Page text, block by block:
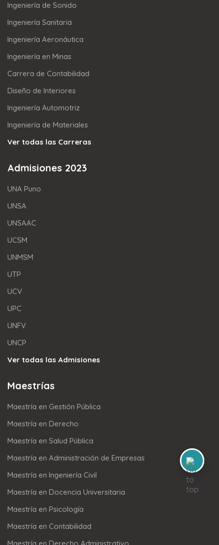
Ingeniería de Sonido
Ingeniería Sanitaria
Ingeniería Aeronáutica
Ingeniería en Minas
Carrera de Contabilidad
Diseño de Interiores
Ingeniería Automotriz
Ingeniería de Materiales
Ver todas las Carreras
Admisiones 2023
UNA Puno
UNSA
UNSAAC
UCSM
UNMSM
UTP
UCV
UPC
UNFV
UNCP
Ver todas las Admisiones
Maestrías
Maestría en Gestión Pública
Maestría en Derecho
Maestría en Salud Pública
Maestría en Administración de Empresas
Maestría en Ingeniería Civil
Maestría en Docencia Universitaria
Maestría en Psicología
Maestría en Contabilidad